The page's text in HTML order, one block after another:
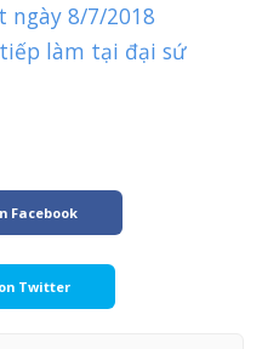
ngày 8/7/2018
làm tại đại sứ
Facebook
Twitter